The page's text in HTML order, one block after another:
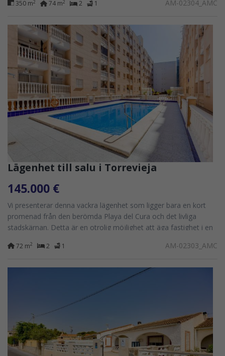
350 m2 74 m2 2 1 AM-02304_AMC
Lägenhet till salu i Torrevieja
145.000 €
Vi presenterar denna vackra lägenhet som ligger bara en kort
promenad från den berömda Playa del Cura och det livliga
stadskärnan. Detta är en otrolig möjlighet att äga fastighet i en
72 m2 2 1 AM-02303_AMC